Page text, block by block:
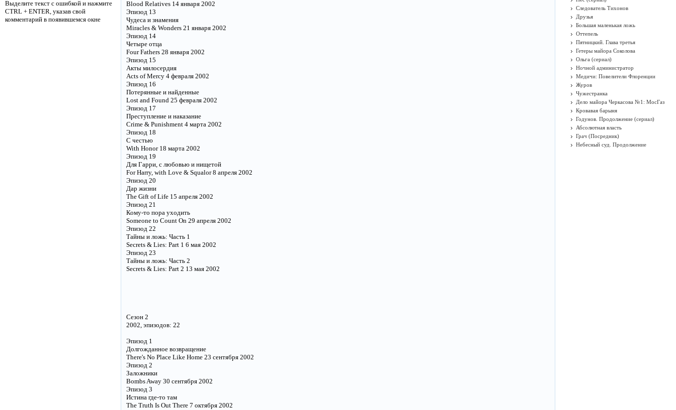
Blood Relatives 14 января 2002
Эпизод 13
Чудеса и знамения
Miracles & Wonders 21 января 2002
Эпизод 14
Четыре отца
Four Fathers 28 января 2002
Эпизод 15
Акты милосердия
Acts of Mercy 4 февраля 2002
Эпизод 16
Потерянные и найденные
Lost and Found 25 февраля 2002
Эпизод 17
Преступление и наказание
Crime & Punishment 4 марта 2002
Эпизод 18
С честью
With Honor 18 марта 2002
Эпизод 19
Для Гарри, с любовью и нищетой
For Harry, with Love & Squalor 8 апреля 2002
Эпизод 20
Дар жизни
The Gift of Life 15 апреля 2002
Эпизод 21
Кому-то пора уходить
Someone to Count On 29 апреля 2002
Эпизод 22
Тайны и ложь: Часть 1
Secrets & Lies: Part 1 6 мая 2002
Эпизод 23
Тайны и ложь: Часть 2
Secrets & Lies: Part 2 13 мая 2002
Сезон 2
2002, эпизодов: 22
Эпизод 1
Долгожданное возвращение
There's No Place Like Home 23 сентября 2002
Эпизод 2
Заложники
Bombs Away 30 сентября 2002
Эпизод 3
Истина где-то там
The Truth Is Out There 7 октября 2002
Выделите текст с ошибкой и нажмите
CTRL + ENTER, указав свой
комментарий в появившемся окне
Следователь Тихонов
Друзья
Большая маленькая ложь
Оттепель
Пятницкий. Глава третья
Гетеры майора Соколова
Ольга (сериал)
Ночной администратор
Медичи: Повелители Флоренции
Журов
Чужестранка
Дело майора Черкасова №1: МосГаз
Кровавая барыня
Годунов. Продолжение (сериал)
Абсолютная власть
Грач (Посредник)
Небесный суд. Продолжение